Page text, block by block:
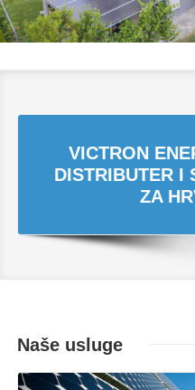
VICTRON
DISTRIBUTER I
ZA
Naše usluge